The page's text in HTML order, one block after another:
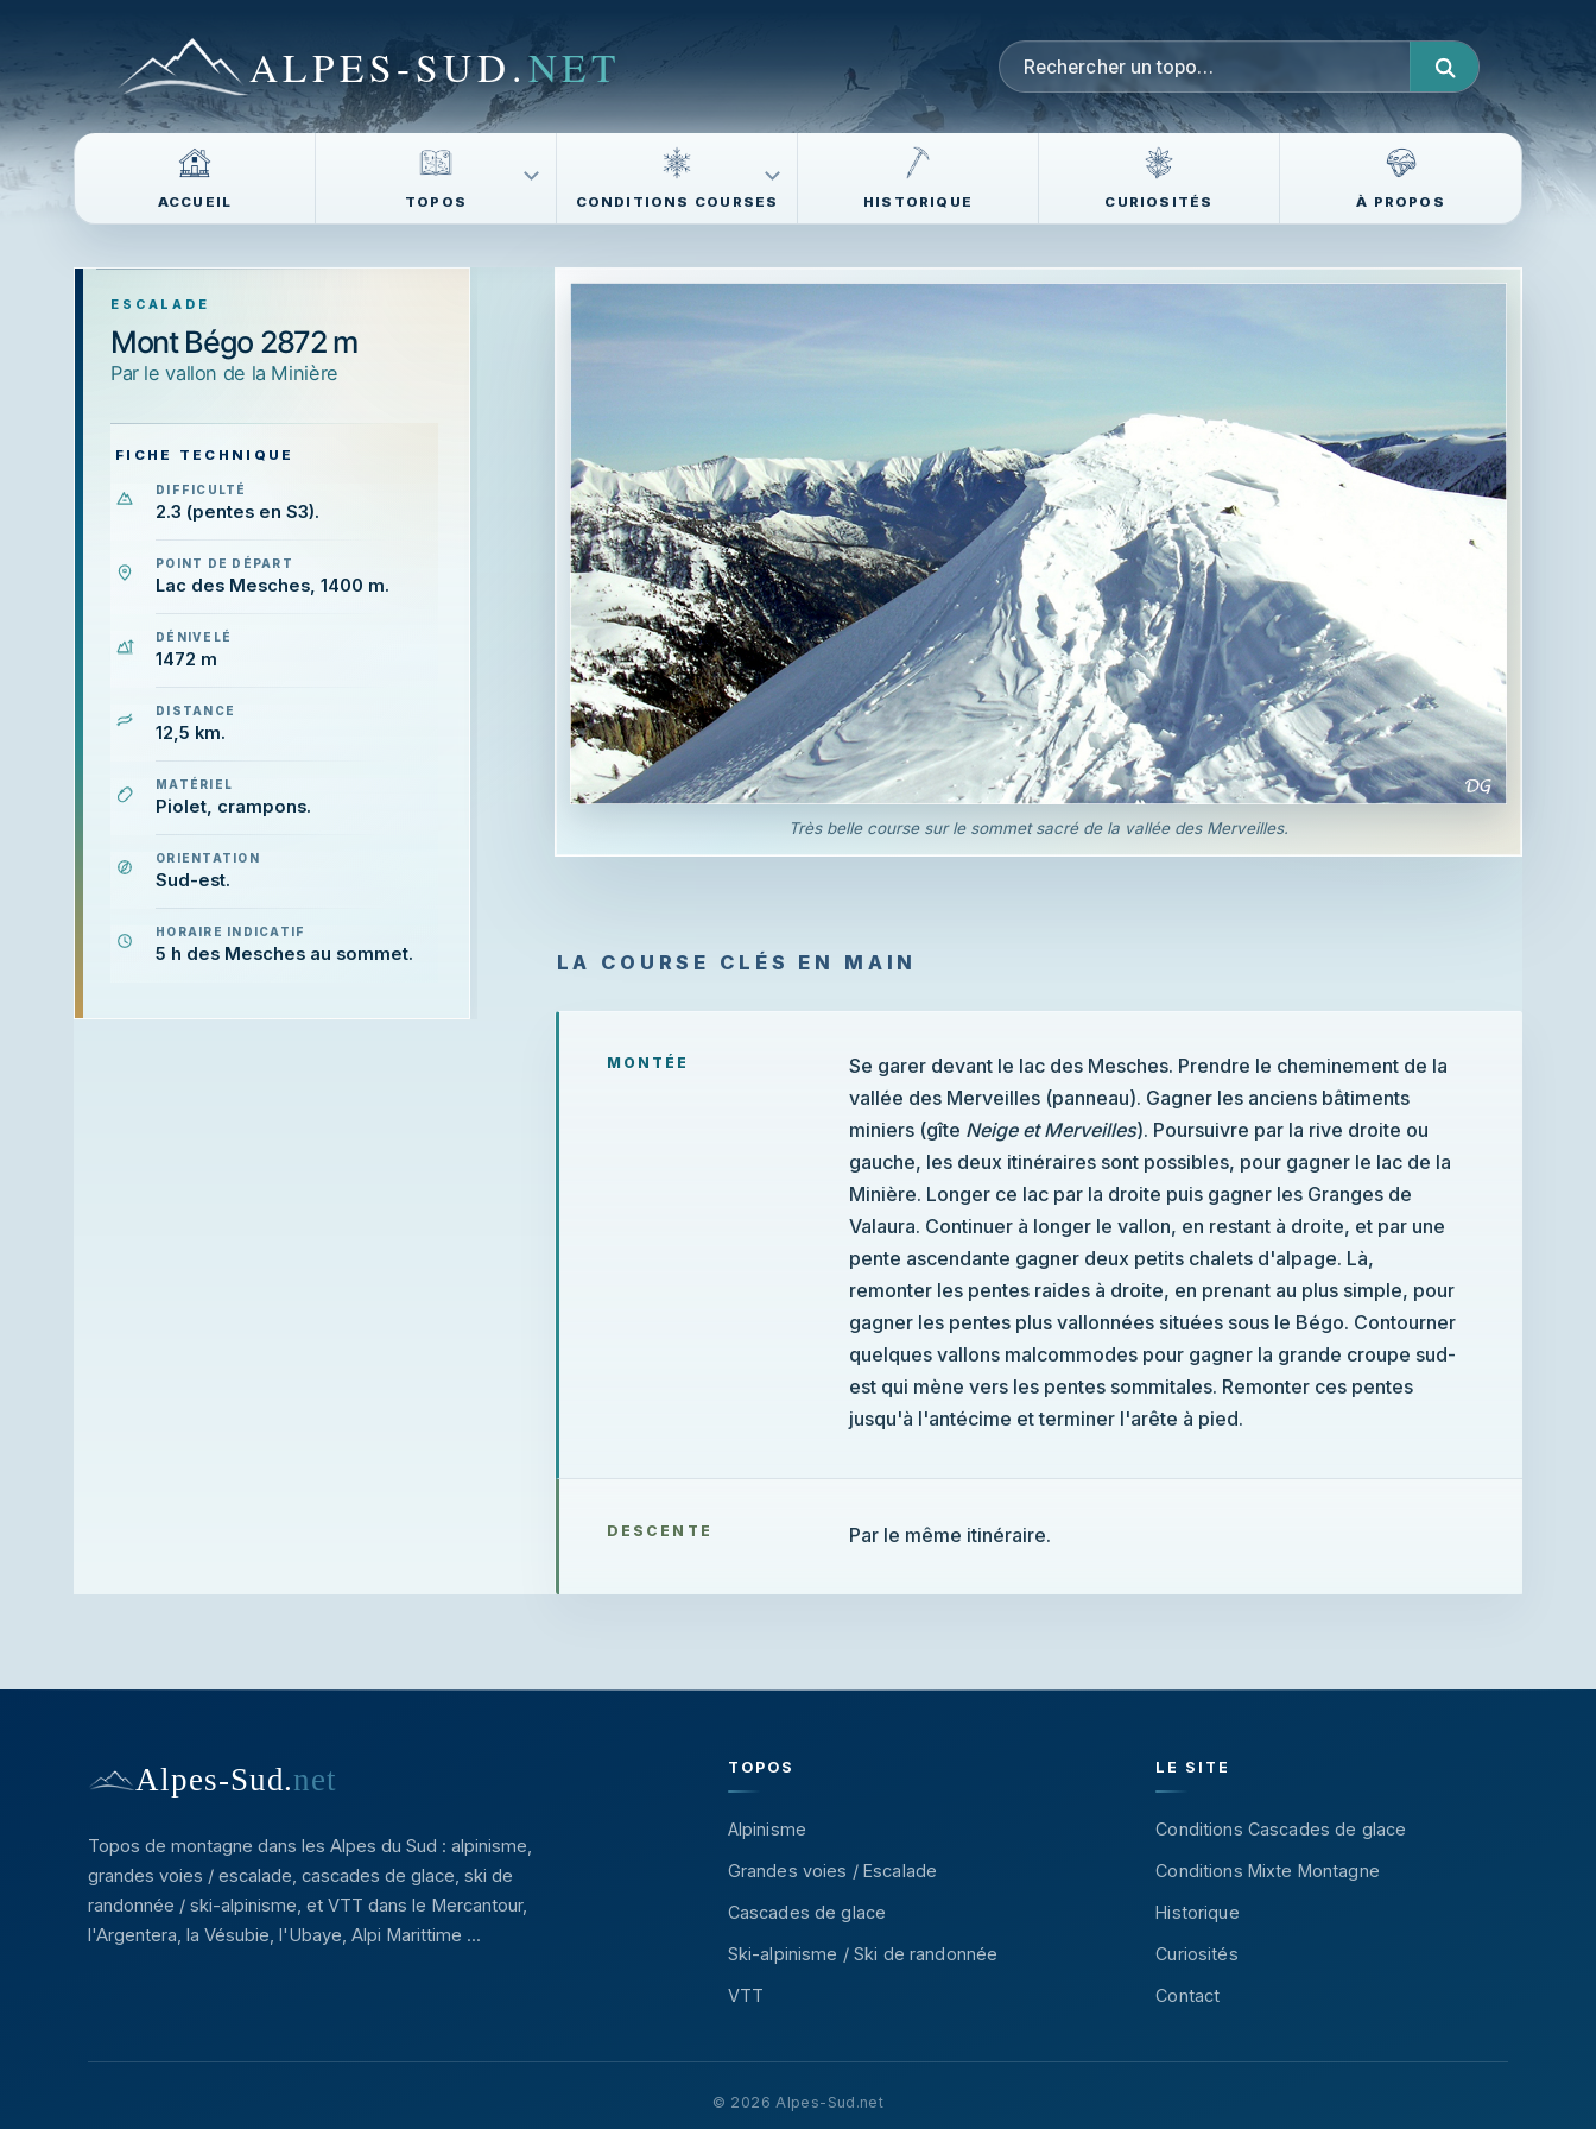
ALPES-SUD.NET
ACCUEIL TOPOS CONDITIONS COURSES HISTORIQUE CURIOSITÉS À PROPOS
ESCALADE
Mont Bégo 2872 m
par le vallon de la Minière
FICHE TECHNIQUE
DIFFICULTÉ
2.3 (pentes en S3).
POINT DE DÉPART
Lac des Mesches, 1400 m.
DÉNIVELÉ
1472 m
DISTANCE
12,5 km.
MATÉRIEL
Piolet, crampons.
ORIENTATION
Sud-est.
HORAIRE INDICATIF
5 h des Mesches au sommet.
Très belle course sur le sommet sacré de la vallée des Merveilles.
LA COURSE CLÉS EN MAIN
MONTÉE
Se garer devant le lac des Mesches. Prendre le cheminement de la
vallée des Merveilles (panneau). Gagner les anciens bâtiments
miniers (gîte Neige et Merveilles). Poursuivre par la rive droite ou
gauche, les deux itinéraires sont possibles, pour gagner le lac de la
Minière. Longer ce lac par la droite puis gagner les Granges de
Valaura. Continuer à longer le vallon, en restant à droite, et par une
pente ascendante gagner deux petits chalets d'alpage. Là,
remonter les pentes raides à droite, en prenant au plus simple, pour
gagner les pentes plus vallonnées situées sous le Bégo. Contourner
quelques vallons malcommodes pour gagner la grande croupe sud-
est qui mène vers les pentes sommitales. Remonter ces pentes
jusqu'à l'antécime et terminer l'arête à pied.
DESCENTE Par le même itinéraire.
Alpes-Sud.net
Topos de montagne dans les Alpes du Sud : alpinisme,
grandes voies / escalade, cascades de glace, ski de
randonnée / ski-alpinisme, et VTT dans le Mercantour,
l'Argentera, la Vésubie, l'Ubaye, Alpi Marittime ...
TOPOS
Alpinisme
Grandes voies / Escalade
Cascades de glace
Ski-alpinisme / Ski de randonnée
VTT
LE SITE
Conditions Cascades de glace
Conditions Mixte Montagne
Historique
Curiosités
Contact
© 2026 Alpes-Sud.net